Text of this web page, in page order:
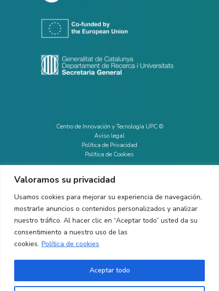
Valoramos su privacidad
Usamos cookies para mejorar su experiencia de navegación,
mostrarle anuncios o contenidos personalizados y analizar
nuestro tráfico. Al hacer clic en “Aceptar todo” usted da su
consentimiento a nuestro uso de las
cookies. Política de cookies
Aceptar todo
Centro de Innovación y Tecnología UPC ©
Aviso legal
Política de Privacidad
Política de Cookies
CONTACTO
Ed. K2M (Planta 1, Oficina 106)
C/ Jordi Girona 1-3
08034 Barcelona (España)
+34 93 405 44 03